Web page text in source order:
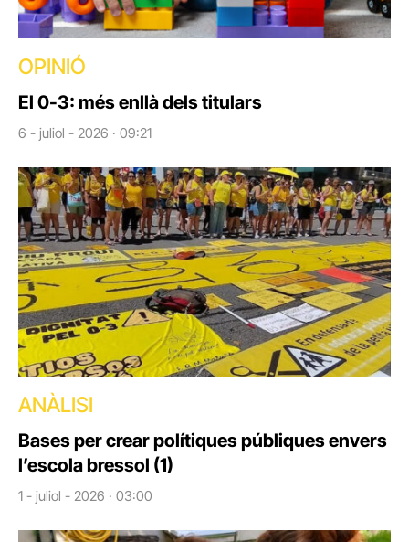
OPINIÓ
El 0-3: més enllà dels titulars
6 - juliol - 2026 · 09:21
ANÀLISI
Bases per crear polítiques públiques envers
l’escola bressol (1)
1 - juliol - 2026 · 03:00